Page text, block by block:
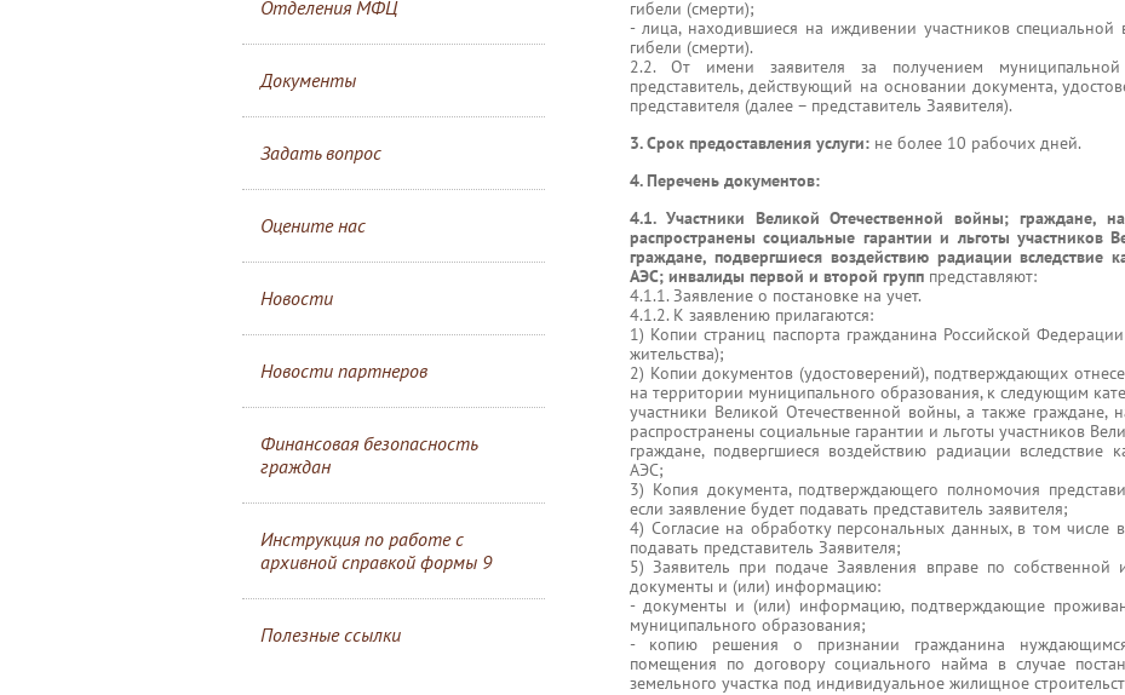
Отделения МФЦ
Документы
Задать вопрос
Оцените нас
Новости
Новости партнеров
Финансовая безопасность
граждан
Инструкция по работе с
архивной справкой формы 9
Полезные ссылки
гибели (смерти);
- лица, находившиеся на иждивении участников
гибели (смерти).
2.2. От имени заявителя за получением муниципальной
представитель, действующий на основании документа,
представителя (далее – представитель Заявителя).
3. Срок предоставления услуги: не более 10 рабочих дней.
4. Перечень документов:
4.1. Участники Великой Отечественной войны; граждане,
распространены социальные гарантии и льготы участников
граждане, подвергшиеся воздействию радиации вследствие
АЭС; инвалиды первой и второй групп представляют:
4.1.1. Заявление о постановке на учет.
4.1.2. К заявлению прилагаются:
1) Копии страниц паспорта гражданина Российской
жительства);
2) Копии документов (удостоверений), подтверждающих
на территории муниципального образования, к следующим
участники Великой Отечественной войны, а также граждане,
распространены социальные гарантии и льготы участников
граждане, подвергшиеся воздействию радиации вследствие
АЭС;
3) Копия документа, подтверждающего полномочия
если заявление будет подавать представитель заявителя;
4) Согласие на обработку персональных данных, в том числе
подавать представитель Заявителя;
5) Заявитель при подаче Заявления вправе по собственной
документы и (или) информацию:
- документы и (или) информацию, подтверждающие
муниципального образования;
- копию решения о признании гражданина
помещения по договору социального найма в случае
земельного участка под индивидуальное жилищное